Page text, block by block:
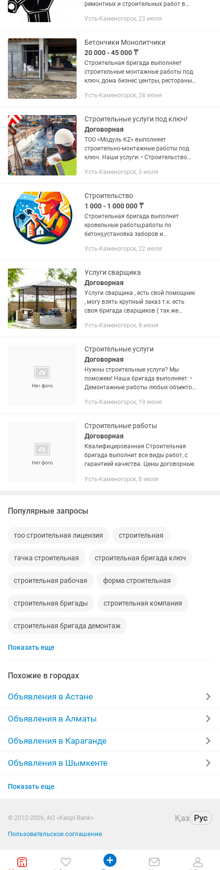
ремонтных и строительных работ в
Выполняем: •штукатурка, шпаклевка,
Усть-Каменогорск, 23 июля
Бетончики Монолитчики
20 000 - 45 000 ₸
Строительная бригада выполняет
строительные монтажные работы под
ключ, дома бизнес центры, рестораны
Усть-Каменогорск, 28 июня
Строительные услуги под ключ!
Договорная
ТОО «Модуль KZ» выполняет
строительно-монтажные работы под
ключ. Наши услуги: • Строительство
металлоконструкций • Модульные
Усть-Каменогорск, 3 июля
Строительство
1 000 - 1 000 000 ₸
Строительная бригада выполнит
кровельные работы,работы по
бетону,установка заборов и
работы,покраска
утепление
Усть-Каменогорск, 22 июля
Услуги сварщика
Договорная
Услуги сварщика , есть свой помощник
, могу взять крупный заказ т.к. есть
своя бригада сварщиков ( так же
отделочными и всеми строительными
Усть-Каменогорск, 8 июня
Строительные услуги
Договорная
Нужны строительные услуги? Мы
поможем! Наша бригада выполняет: •
Демонтажные работы любых объектов
разнорабочих Поченьу выбирают нас:
Усть-Каменогорск, 19 июня
Строительные работы
Договорная
Квалифицированная Строительная
бригада выполнит все виды работ, с
гарантией качества. Цены договорные.
Усть-Каменогорск, 8 июля
Популярные запросы
тоо строительная лицензия строительная
тачка строительная строительная бригада ключ
строительная рабочая форма строительная
строительная бригады строительная компания
строительная бригада демонтаж
строительная бригада сварочные
требуется строительная бригада
Показать еще
Похожие в городах
Объявления в Астане
Объявления в Алматы
Объявления в Караганде
Объявления в Шымкенте
Объявления в Костанае
Объявления в Уральске
Показать еще
© 2012-2026, АО «Kaspi Bank» Қаз Рус
Пользовательское соглашение